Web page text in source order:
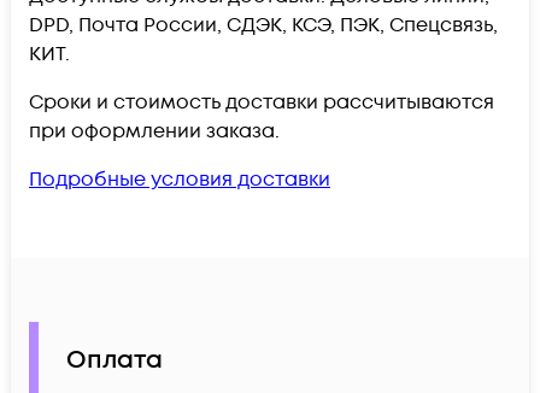
DPD, Почта России, СДЭК, КСЭ, ПЭК, Спецсвязь,
КИТ.
Сроки и стоимость доставки рассчитываются
при оформлении заказа.
Подробные условия доставки
Оплата